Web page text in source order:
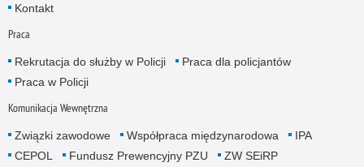
Kontakt
Praca
Rekrutacja do służby w Policji
Praca dla policjantów
Praca w Policji
Komunikacja Wewnętrzna
Związki zawodowe Współpraca międzynarodowa
IPA
CEPOL
Fundusz Prewencyjny PZU
ZW SEiRP